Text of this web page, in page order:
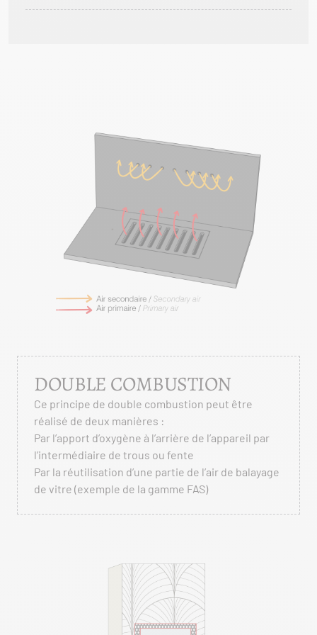
DOUBLE COMBUSTION
Ce principe de double combustion peut être
réalisé de deux manières :
Par l’apport d’oxygène à l’arrière de l’appareil par
l’intermédiaire de trous ou fente
Par la réutilisation d’une partie de l’air de balayage
de vitre (exemple de la gamme FAS)